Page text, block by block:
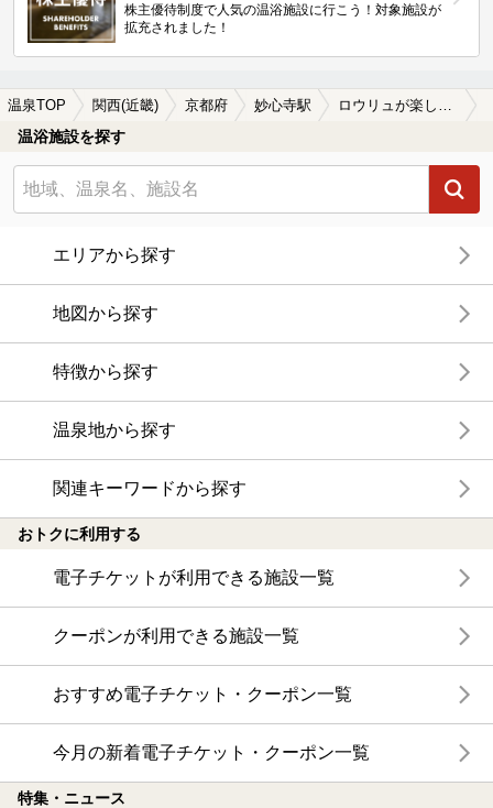
株主優待制度で人気の温浴施設に行こう！対象施設が
拡充されました！
温泉TOP 関西(近畿) 京都府 妙心寺駅 ロウリュが楽しめる妙心寺駅近くの温泉、日帰り温泉、スーパー銭湯おすすめ
温浴施設を探す
エリアから探す
地図から探す
特徴から探す
温泉地から探す
関連キーワードから探す
おトクに利用する
電子チケットが利用できる施設一覧
クーポンが利用できる施設一覧
おすすめ電子チケット・クーポン一覧
今月の新着電子チケット・クーポン一覧
特集・ニュース